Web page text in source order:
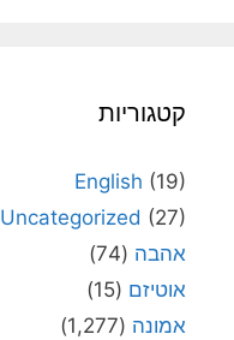
קטגוריות
English (19)
Uncategorized (27)
אהבה (74)
אוטיזם (15)
אמונה (1,277)